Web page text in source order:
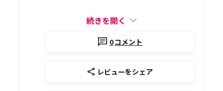
続きを開く
0コメント
レビューをシェア